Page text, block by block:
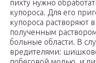
пихту нужно
купороса. Для его
купороса растворяют
полученным
больные области. В
вредителями: